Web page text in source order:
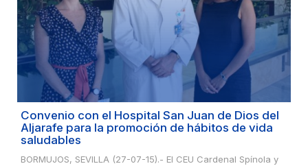
Convenio con el Hospital San Juan de Dios del
Aljarafe para la promoción de hábitos de vida
saludables
BORMUJOS, SEVILLA (27-07-15).- El CEU Cardenal Spínola y